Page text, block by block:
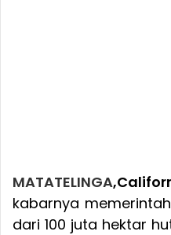
MATATELINGA
kabarnya
dari 100 juta hektar